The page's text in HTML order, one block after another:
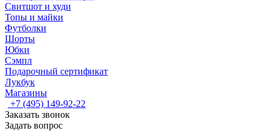
Свитшот и худи
Топы и майки
Футболки
Шорты
Юбки
Сэмпл
Подарочный сертификат
Лукбук
Магазины
+7 (495) 149-92-22
Заказать звонок
Задать вопрос